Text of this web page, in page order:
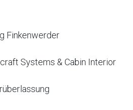
Finkenwerder
Systems & Cabin Interior